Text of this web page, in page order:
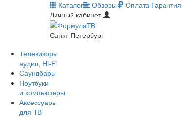
Каталог Обзоры Оплата Гарантия
Личный кабинет
Санкт-Петербург
Телевизоры
аудио, Hi-Fi
Саундбары
Ноутбуки
и компьютеры
Аксессуары
для ТВ